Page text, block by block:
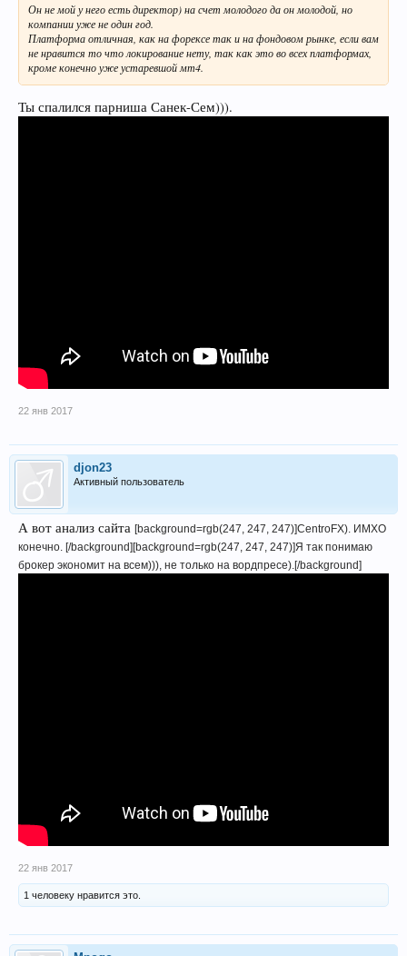
Он не мой у него есть директор) на счет молодого да он молодой, но
компании уже не один год.
Платформа отличная, как на форексе так и на фондовом рынке, если вам
не нравится то что локирование нету, так как это во всех платформах,
кроме конечно уже устаревшой мт4.
Ты спалился парниша Санек-Сем))).
22 янв 2017
djon23
Активный пользователь
А вот анализ сайта [background=rgb(247, 247, 247)]CentroFX). ИМХО
конечно. [/background] [background=rgb(247, 247, 247)]Я так понимаю
брокер экономит на всем))), не только на вордпресе).[/background]
22 янв 2017
1 человеку нравится это.